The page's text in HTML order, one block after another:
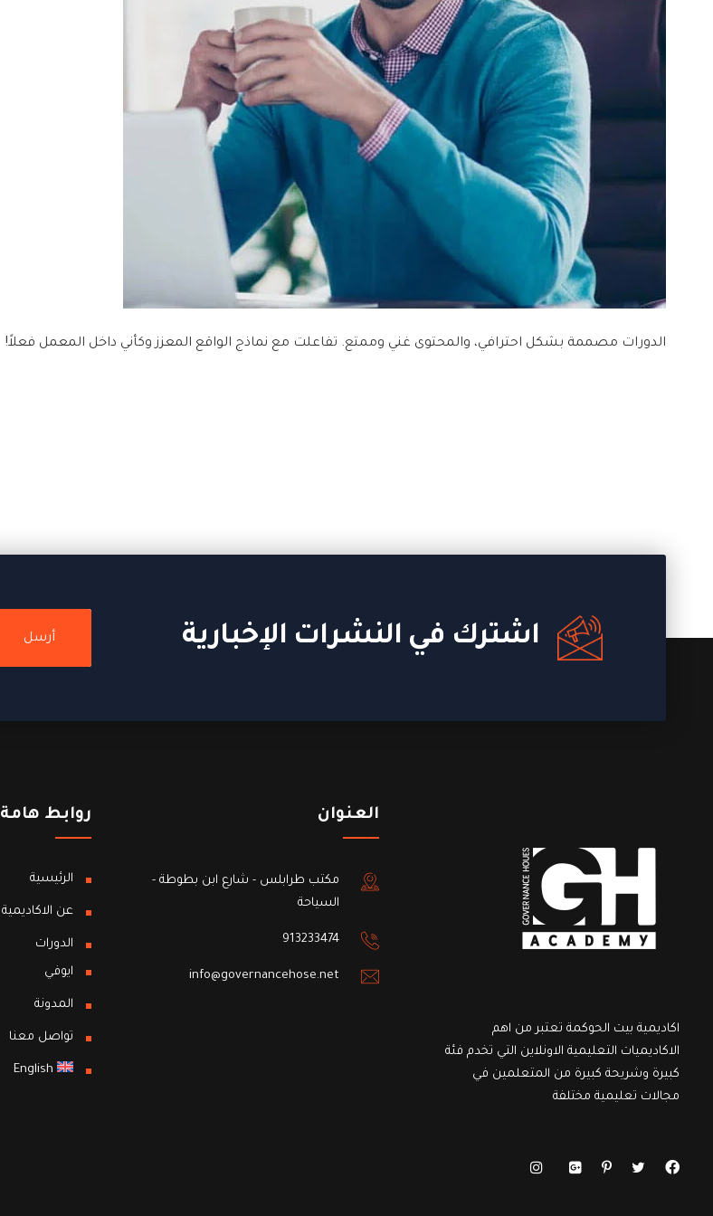
الدورات مصممة بشكل احترافي، والمحتوى غني وممتع. تفاعلت مع نماذج الواقع المعزز وكأني داخل المعمل فعلاً!
اشترك في النشرات الإخبارية أرسل
اكاديمية بيت الحوكمة تعتبر من اهم
الاكاديميات التعليمية الاونلاين التي تخدم فئة
كبيرة وشريحة كبيرة من المتعلمين في
مجالات تعليمية مختلفة
العنوان
مكتب طرابلس - شارع ابن بطوطة -
السياحة
913233474
info@governancehose.net
روابط هامة
الرئيسية
عن الاكاديمية
الدورات
ايوفي
المدونة
تواصل معنا
English